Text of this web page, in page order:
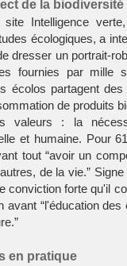
de la biodiversité
Intelligence
écologiques, a
dresser un portrait-
fournies par mille
écolos partagent
de produits
valeurs : la
et humaine. Pour
tout “avoir un
de la vie.”
conviction forte qu'il
avant “l'éducation
en pratique